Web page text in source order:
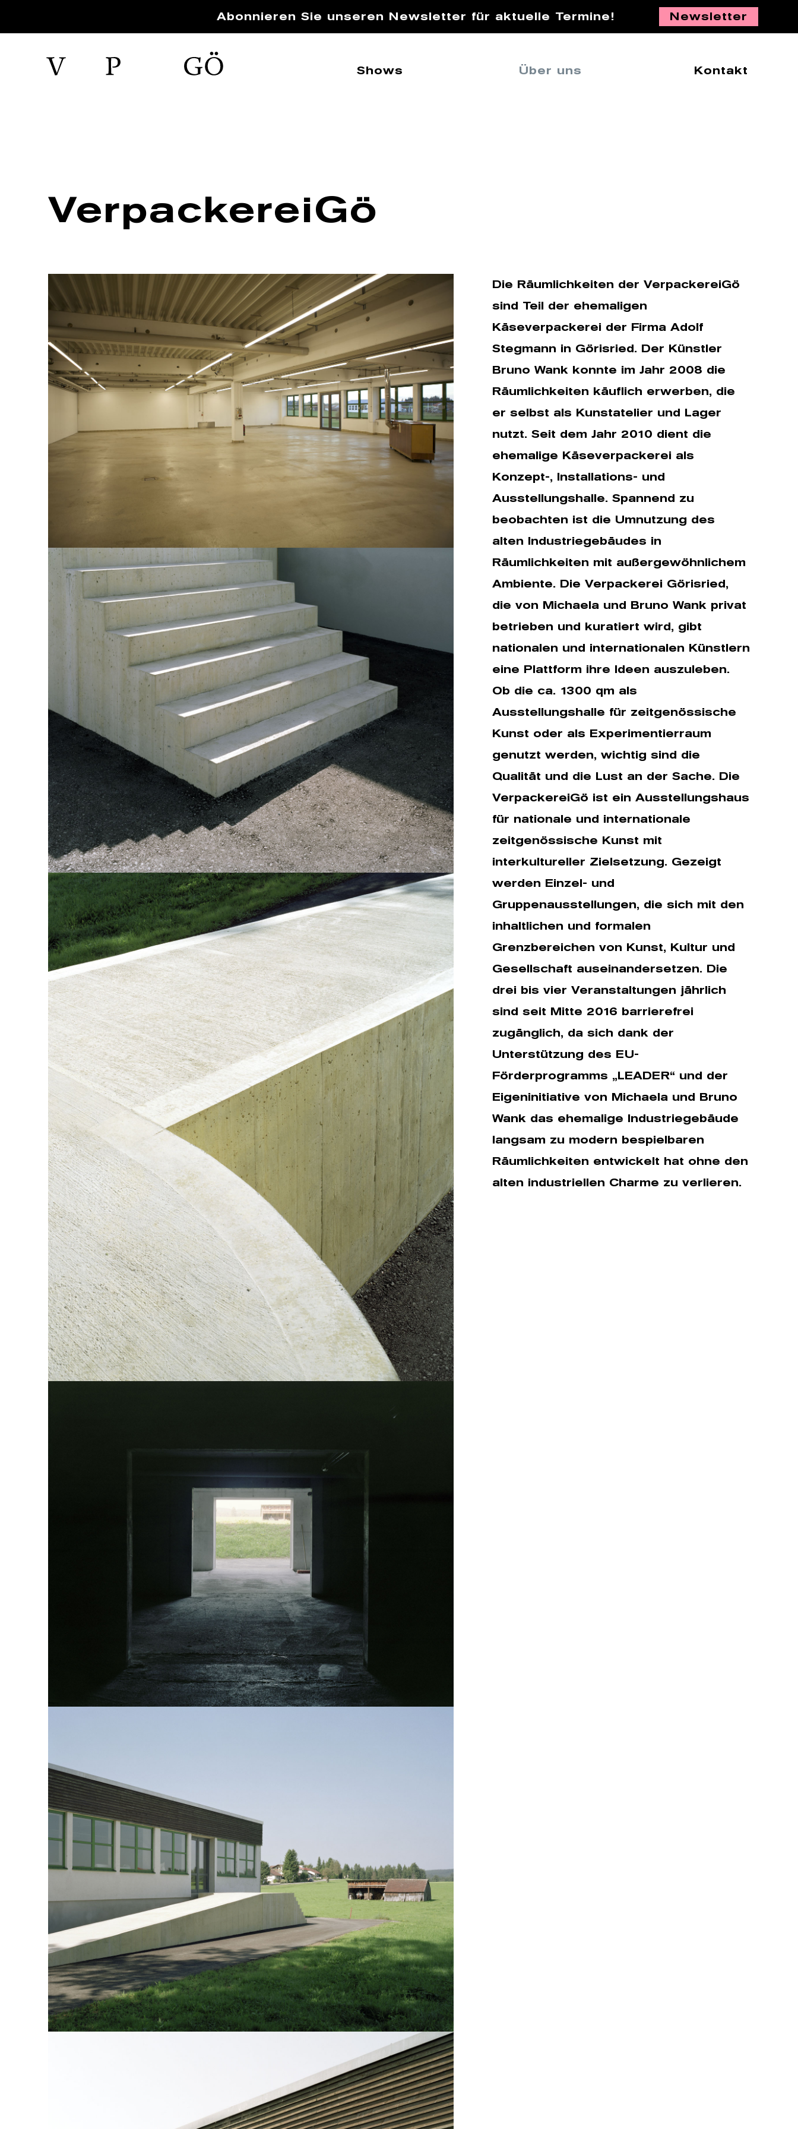
Abonnieren Sie unseren Newsletter für aktuelle Termine! Newsletter
Shows Über uns Kontakt
VerpackereiGö
Die Räumlichkeiten der VerpackereiGö
sind Teil der ehe­maligen
Käseverpackerei der Firma Adolf
Stegmann in Görisried. Der Künstler
Bruno Wank konnte im Jahr 2008 die
Räumlichkeiten käuflich erwerben, die
er selbst als Kunstatelier und Lager
nutzt. Seit dem Jahr 2010 dient die
ehemalige Käseverpackerei als
Konzept-, Installations- und
Ausstellungshalle. Spannend zu
beobachten ist die Umnutzung des
alten Industriegebäudes in
Räumlichkeiten mit außergewöhnlichem
Ambiente. Die Verpackerei Görisried,
die von Michaela und Bruno Wank privat
betrieben und kuratiert wird, gibt
nationalen und internationalen Künstlern
eine Plattform ihre Ideen auszuleben.
Ob die ca. 1300 qm als
Ausstellungshalle für zeitgenössische
Kunst oder als Experimentierraum
genutzt werden, wichtig sind die
Qualität und die Lust an der Sache. Die
VerpackereiGö ist ein Ausstellungshaus
für nationale und internationale
zeitgenössische Kunst mit
interkultureller Zielsetzung. Gezeigt
werden Einzel- und
Gruppenausstellungen, die sich mit den
inhaltlichen und formalen
Grenzbereichen von Kunst, Kultur und
Gesellschaft auseinandersetzen. Die
drei bis vier Veranstaltungen jährlich
sind seit Mitte 2016 barrierefrei
zugänglich, da sich dank der
Unterstützung des EU-
Förderprogramms „LEADER“ und der
Eigeninitiative von Michaela und Bruno
Wank das ehemalige Industriegebäude
langsam zu modern bespielbaren
Räumlichkeiten entwickelt hat ohne den
alten industriellen Charme zu verlieren.